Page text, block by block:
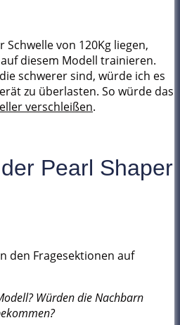
von 120Kg liegen,
diesem Modell trainieren.
schwerer sind, würde ich es
zu überlasten. So würde das
verschleißen.
Pearl Shaper
den Fragesektionen auf
Würden die Nachbarn